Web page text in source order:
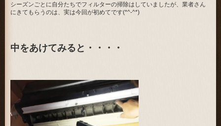
シーズンごとに自分たちでフィルターの掃除はしていましたが、業者さん
にきてもらうのは、実は今回が初めてです(*^-^*)
中をあけてみると・・・・